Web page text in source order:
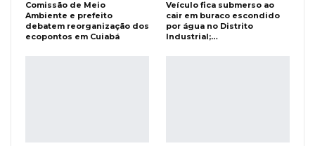
Comissão de Meio
Ambiente e prefeito
debatem reorganização dos
ecopontos em Cuiabá
Veículo fica submerso ao
cair em buraco escondido
por água no Distrito
Industrial;…